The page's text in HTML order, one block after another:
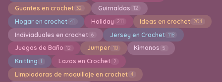
Guantes en crochet 32 Guirnaldas 12
Hogar en crochet 41 Holiday 211 Ideas en crochet 204
Indiviaduales en crochet 6 Jersey en Crochet 118
Juegos de Baño 12 Jumper 10 Kimonos 5
Knitting 1 Lazos en Crochet 2
Limpiadoras de maquillaje en crochet 4